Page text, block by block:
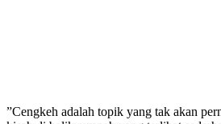
”Cengkeh adalah topik yang tak akan